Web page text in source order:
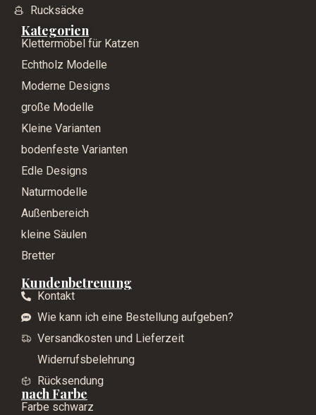
Rucksäcke
Kategorien
Klettermöbel für Katzen
Echtholz Modelle
Moderne Designs
große Modelle
Kleine Varianten
bodenfeste Varianten
Edle Designs
Naturmodelle
Außenbereich
kleine Säulen
Bretter
Kundenbetreuung
Kontakt
Wie kann ich eine Bestellung aufgeben?
Versandkosten und Lieferzeit
Widerrufsbelehrung
Rücksendung
nach Farbe
Farbe schwarz